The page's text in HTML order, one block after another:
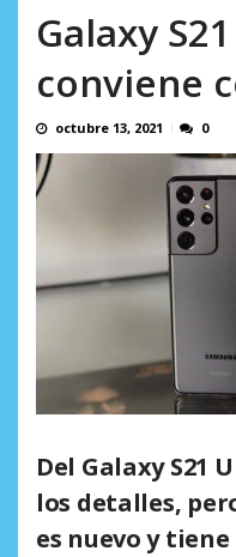
Galaxy
conviene
octubre 13, 2021 0
Del Galaxy S21
los detalles,
es nuevo y